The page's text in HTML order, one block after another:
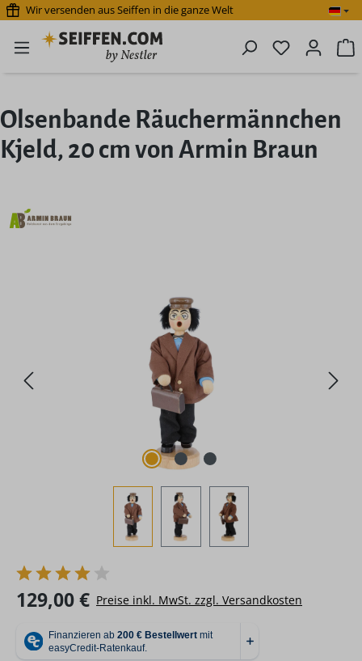
Zum Hauptinhalt springen
Wir versenden aus Seiffen in die ganze Welt
Du hast 0
Olsenbande Räuchermännchen
Kjeld, 20 cm von Armin Braun
Bildergalerie überspringen
Regulärer Preis:
129,00 € Preise inkl. MwSt. zzgl. Versandkosten